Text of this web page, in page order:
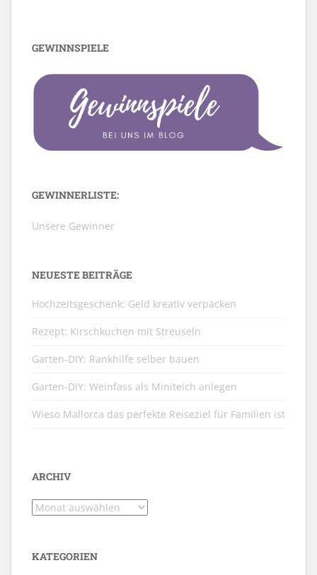
GEWINNSPIELE
GEWINNERLISTE:
Unsere Gewinner
NEUESTE BEITRÄGE
Hochzeitsgeschenk: Geld kreativ verpacken
Rezept: Kirschkuchen mit Streuseln
Garten-DIY: Rankhilfe selber bauen
Garten-DIY: Weinfass als Miniteich anlegen
Wieso Mallorca das perfekte Reiseziel für Familien ist
ARCHIV
Archiv
KATEGORIEN